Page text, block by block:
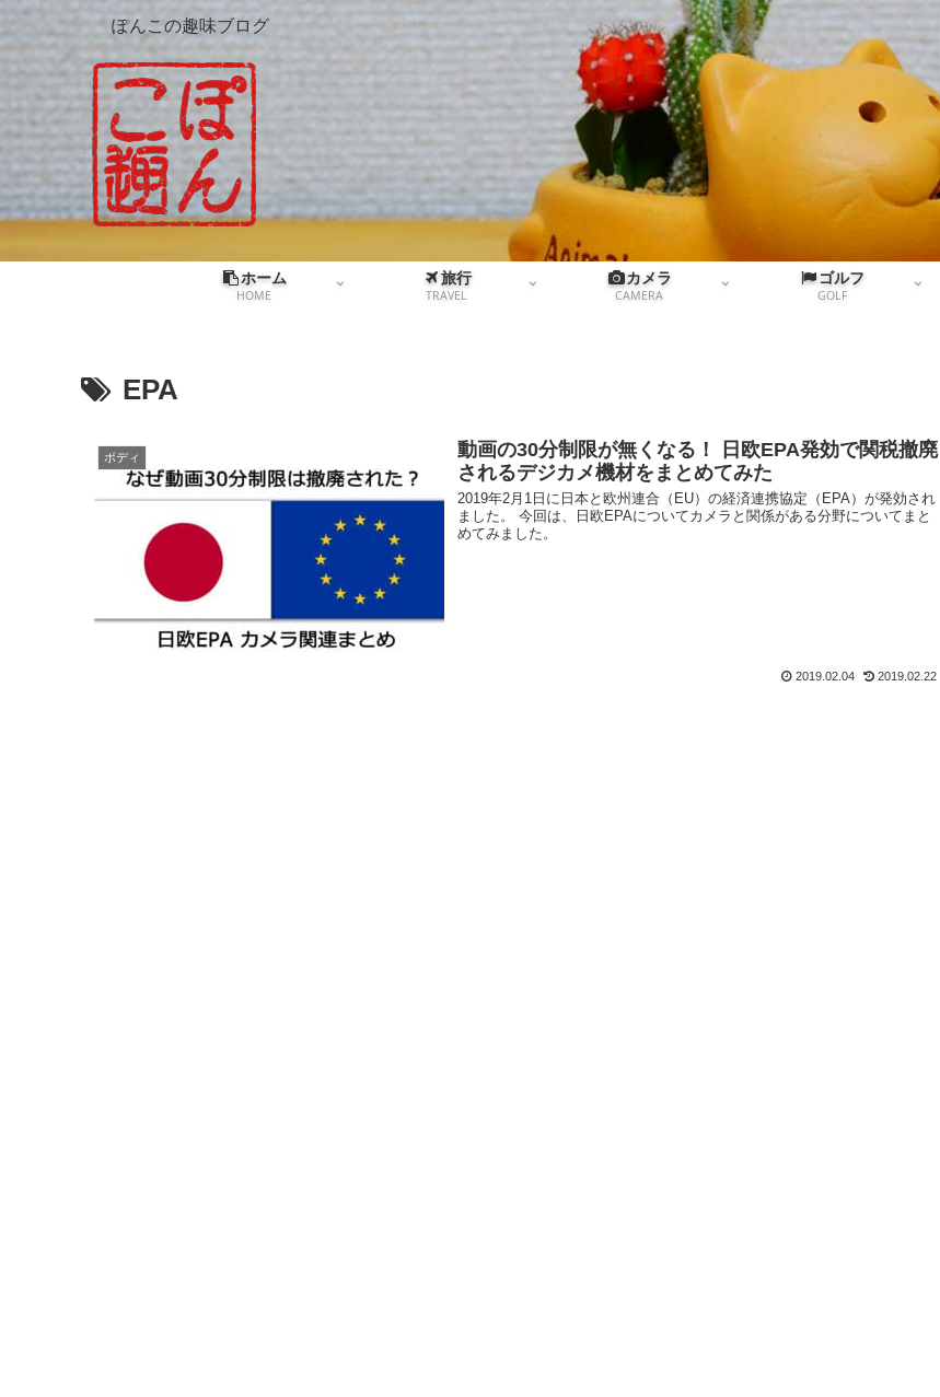
ぽんこの趣味ブログ
ホーム
HOME
旅行
TRAVEL
カメラ
CAMERA
ゴルフ
GOLF
EPA
ボディ
動画の30分制限が無くなる！ 日欧EPA発効で関税撤廃
されるデジカメ機材をまとめてみた
2019年2月1日に日本と欧州連合（EU）の経済連携協定（EPA）が発効され
ました。 今回は、日欧EPAについてカメラと関係がある分野についてまと
めてみました。
2019.02.04 2019.02.22